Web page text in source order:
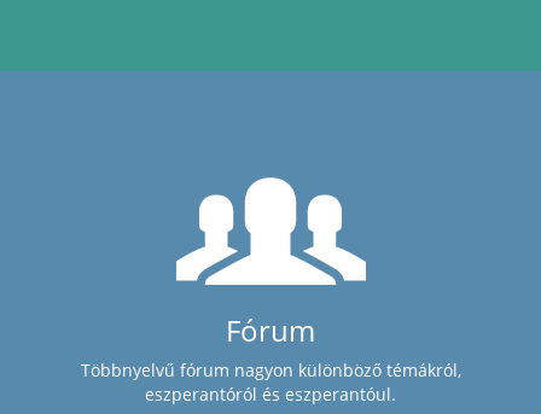
Fórum
Többnyelvű fórum nagyon különböző témákról,
eszperantóról és eszperantóul.